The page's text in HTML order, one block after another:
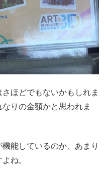
ほどでもないかもしれま
りの金額かと思われま
能しているのか、あまり
ね。